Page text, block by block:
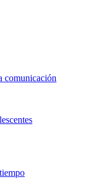
comunicación